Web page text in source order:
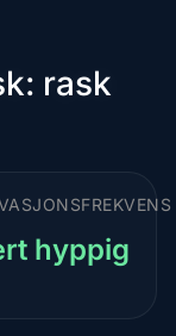
rask
hyppig